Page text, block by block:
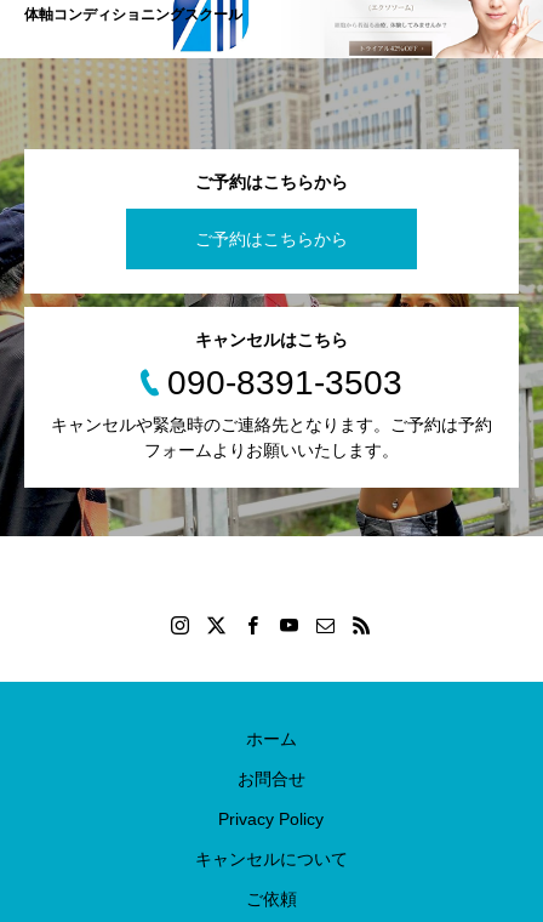
体軸コンディショニングスクール
ご予約はこちらから
ご予約はこちらから
キャンセルはこちら
090-8391-3503
キャンセルや緊急時のご連絡先となります。ご予約は予約
フォームよりお願いいたします。
ホーム
お問合せ
Privacy Policy
キャンセルについて
ご依頼